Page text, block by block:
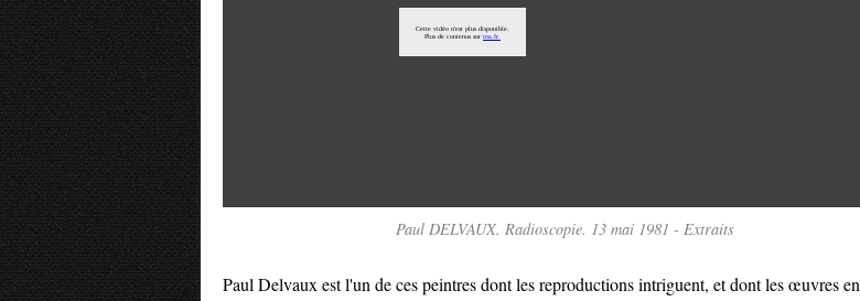
Paul DELVAUX. Radioscopie. 13 mai 1981 - Extraits
Paul Delvaux est l'un de ces peintres dont les reproductions intriguent, et dont les œuvres en